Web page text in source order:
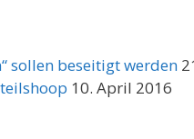
sollen beseitigt werden
10. April 2016